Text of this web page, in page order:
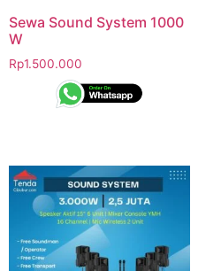
Sewa Sound System 1000
W
Rp1.500.000